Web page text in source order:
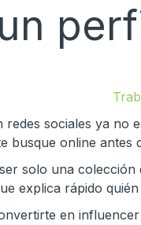
sociales ya no
busque online
solo una
explica rápido
en